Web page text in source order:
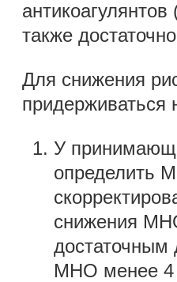
также
Для снижения
придерживаться
У
определить
снижения
достаточным
МНО менее 4